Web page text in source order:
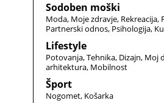
Sodoben moški
Moda Moje zdravje Rekreacija
Partnerski odnos Psihologija
Lifestyle
Potovanja Tehnika Dizajn Moj
arhitektura Mobilnost
Šport
Nogomet Košarka